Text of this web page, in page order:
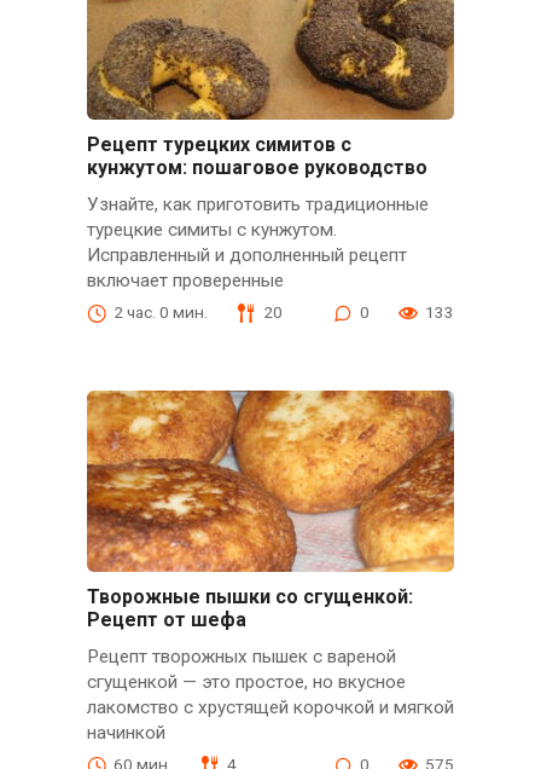
Рецепт турецких симитов с
кунжутом: пошаговое руководство
Узнайте, как приготовить традиционные
турецкие симиты с кунжутом.
Исправленный и дополненный рецепт
включает проверенные
2 час. 0 мин. 20 0 133
Творожные пышки со сгущенкой:
Рецепт от шефа
Рецепт творожных пышек с вареной
сгущенкой — это простое, но вкусное
лакомство с хрустящей корочкой и мягкой
начинкой
60 мин. 4 0 575